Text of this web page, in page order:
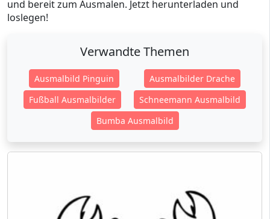
und bereit zum Ausmalen. Jetzt herunterladen und
loslegen!
Verwandte Themen
Ausmalbild Pinguin
Ausmalbilder Drache
Fußball Ausmalbilder
Schneemann Ausmalbild
Bumba Ausmalbild